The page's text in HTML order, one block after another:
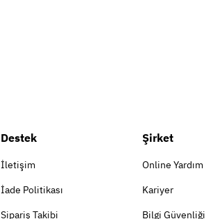
Destek
İletişim
İade Politikası
Sipariş Takibi
Şirket
Online Yardım
Kariyer
Bilgi Güvenliği